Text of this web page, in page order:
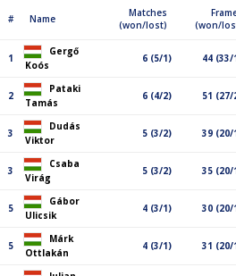
# Name
Matches
(won/lost)
(won/
1
Gergő
Koós
6 (5/1) 44 (33/
2
Pataki
Tamás
6 (4/2) 51 (27/
3
Dudás
Viktor
5 (3/2) 39 (20/
3
Csaba
Virág
5 (3/2) 35 (20/
5
Gábor
Ulicsik
4 (3/1) 30 (20/
5
Márk
Ottlakán
4 (3/1) 31 (20/